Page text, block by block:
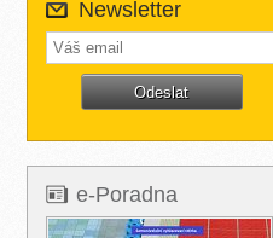
Newsletter
e-Poradna